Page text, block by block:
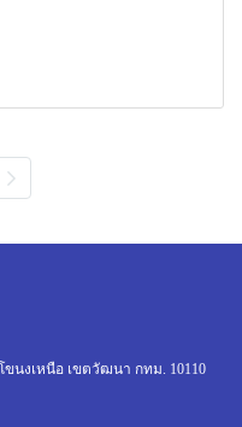
ขนงเหนือ เขตวัฒนา กทม. 10110